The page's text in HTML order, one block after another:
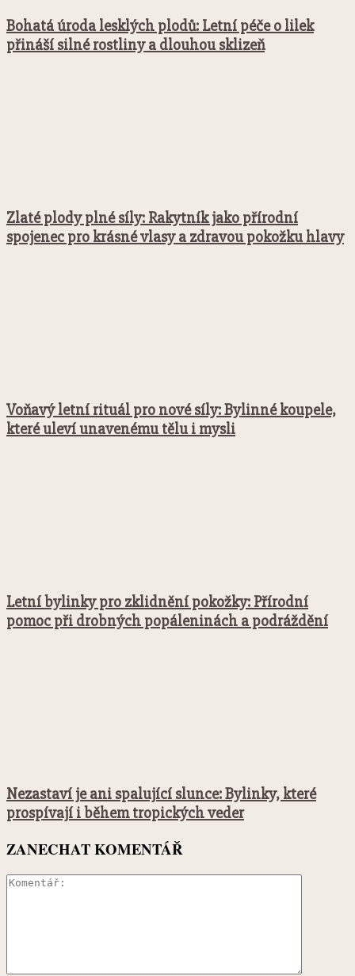
Bohatá úroda lesklých plodů: Letní péče o lilek
přináší silné rostliny a dlouhou sklizeň
Zlaté plody plné síly: Rakytník jako přírodní
spojenec pro krásné vlasy a zdravou pokožku hlavy
Voňavý letní rituál pro nové síly: Bylinné koupele,
které uleví unavenému tělu i mysli
Letní bylinky pro zklidnění pokožky: Přírodní
pomoc při drobných popáleninách a podráždění
Nezastaví je ani spalující slunce: Bylinky, které
prospívají i během tropických veder
ZANECHAT KOMENTÁŘ